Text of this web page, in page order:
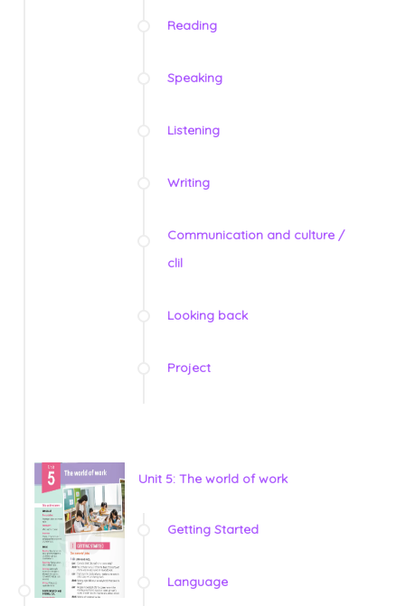
Reading
Speaking
Listening
Writing
Communication and culture /
clil
Looking back
Project
Unit 5: The world of work
Getting Started
Language